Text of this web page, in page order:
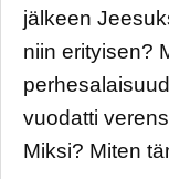
jälkeen
niin erityisen?
vuodatti
Miksi? Miten